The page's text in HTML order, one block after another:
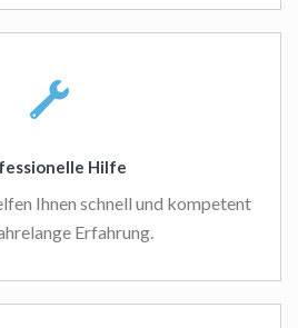
Hilfe
Ihnen schnell und kompetent
Erfahrung.